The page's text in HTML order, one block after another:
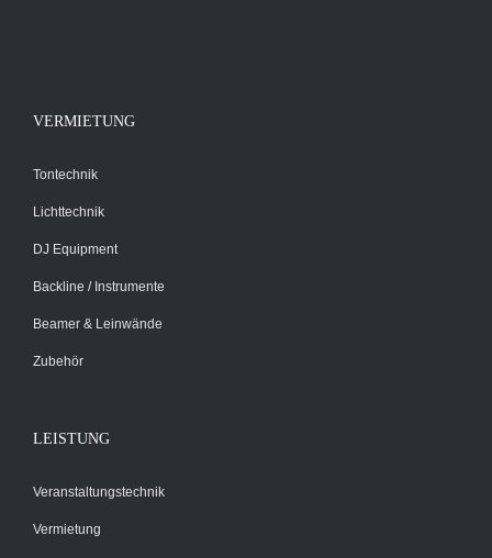
VERMIETUNG
Tontechnik
Lichttechnik
DJ Equipment
Backline / Instrumente
Beamer & Leinwände
Zubehör
LEISTUNG
Veranstaltungstechnik
Vermietung